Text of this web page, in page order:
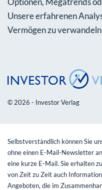
Unsere erfahrenen
Vermögen zu
© 2026 - Investor Verlag
Selbstverständlich können Sie
ohne einen E-Mail-Newsletter
eine kurze E-Mail. Sie erhalten
von Zeit zu Zeit auch
Angeboten, die im